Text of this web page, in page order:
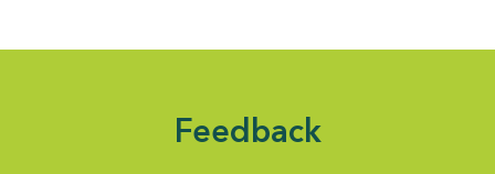
Feedback